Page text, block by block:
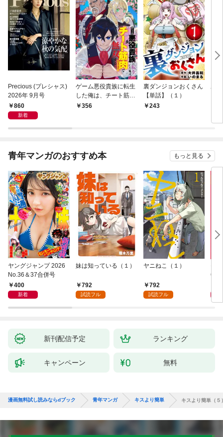
Precious (プレシャス)
2026年 9月号
860
新着
ゲーム悪役貴族に転生
した俺は、チート筋肉
で無双する【単話】
356
裏ダンジョンおくさん
【単話】（１）
243
青年マンガのおすすめ本 もっと見る
ヤングジャンプ 2026
No.36＆37合併号
400
新着
妹は知っている（１）
792
試読フル
ヤニねこ（１）
792
試読フル
6・
新刊配信予定 ランキング
キャンペーン 無料
漫画無料試し読みならdブック 青年マンガ キスより簡単 キスより簡単（５